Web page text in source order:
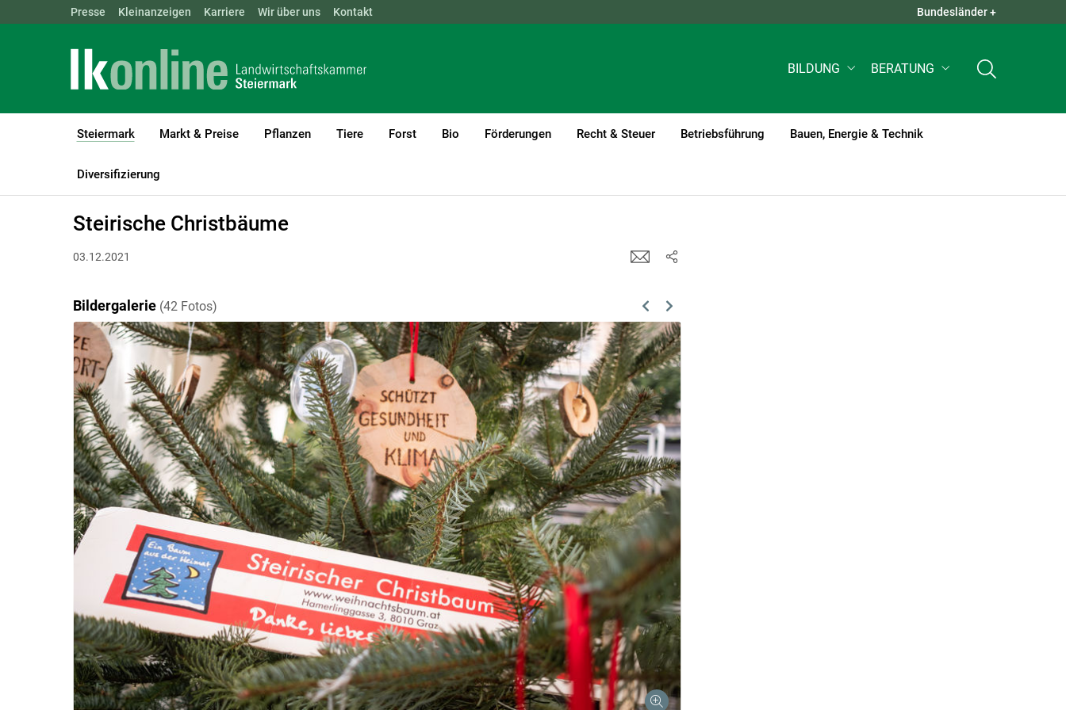
Landwirtschaftskammern: ÖSTERREICH BGLD KTN NÖ QUICK LINKS +
Presse Kleinanzeigen Karriere Wir über uns Kontakt Bundesländer +
BILDUNG BERATUNG
Steiermark
(current)1
Markt & Preise Pflanzen Tiere Forst Bio Förderungen Recht & Steuer Betriebsführung Bauen, Energie & Technik
Diversifizierung
LK Steiermark Steiermark
Steirische Christbäume
03.12.2021
Bildergalerie (42 Fotos) Previous
Next